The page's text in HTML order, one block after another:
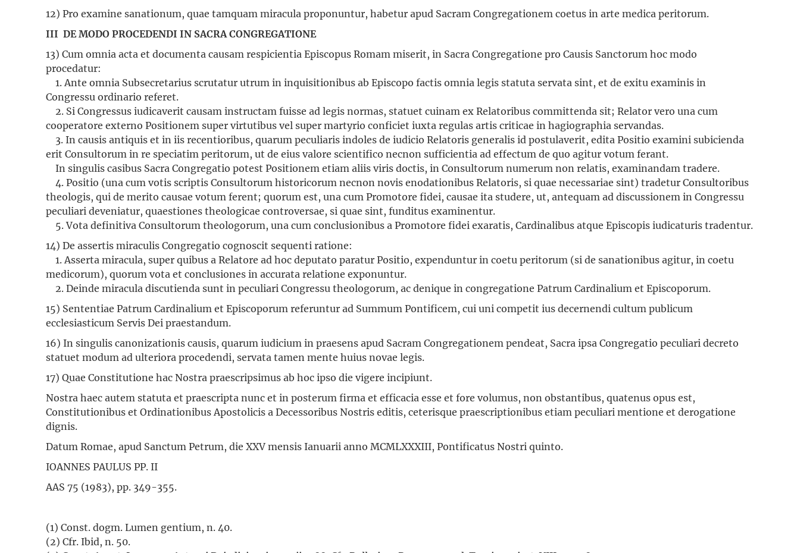
12) Pro examine sanationum, quae tamquam miracula proponuntur, habetur apud Sacram Congregationem coetus in arte medica peritorum.
III DE MODO PROCEDENDI IN SACRA CONGREGATIONE
13) Cum omnia acta et documenta causam respicientia Episcopus Romam miserit, in Sacra Congregatione pro Causis Sanctorum hoc modo
procedatur:
1. Ante omnia Subsecretarius scrutatur utrum in inquisitionibus ab Episcopo factis omnia legis statuta servata sint, et de exitu examinis in
Congressu ordinario referet.
2. Si Congressus iudicaverit causam instructam fuisse ad legis normas, statuet cuinam ex Relatoribus committenda sit; Relator vero una cum
cooperatore externo Positionem super virtutibus vel super martyrio conficiet iuxta regulas artis criticae in hagiographia servandas.
3. In causis antiquis et in iis recentioribus, quarum peculiaris indoles de iudicio Relatoris generalis id postulaverit, edita Positio examini subicienda
erit Consultorum in re speciatim peritorum, ut de eius valore scientifico necnon sufficientia ad effectum de quo agitur votum ferant.
In singulis casibus Sacra Congregatio potest Positionem etiam aliis viris doctis, in Consultorum numerum non relatis, examinandam tradere.
4. Positio (una cum votis scriptis Consultorum historicorum necnon novis enodationibus Relatoris, si quae necessariae sint) tradetur Consultoribus
theologis, qui de merito causae votum ferent; quorum est, una cum Promotore fidei, causae ita studere, ut, antequam ad discussionem in Congressu
peculiari deveniatur, quaestiones theologicae controversae, si quae sint, funditus examinentur.
5. Vota definitiva Consultorum theologorum, una cum conclusionibus a Promotore fidei exaratis, Cardinalibus atque Episcopis iudicaturis tradentur.
14) De assertis miraculis Congregatio cognoscit sequenti ratione:
1. Asserta miracula, super quibus a Relatore ad hoc deputato paratur Positio, expenduntur in coetu peritorum (si de sanationibus agitur, in coetu
medicorum), quorum vota et conclusiones in accurata relatione exponuntur.
2. Deinde miracula discutienda sunt in peculiari Congressu theologorum, ac denique in congregatione Patrum Cardinalium et Episcoporum.
15) Sententiae Patrum Cardinalium et Episcoporum referuntur ad Summum Pontificem, cui uni competit ius decernendi cultum publicum
ecclesiasticum Servis Dei praestandum.
16) In singulis canonizationis causis, quarum iudicium in praesens apud Sacram Congregationem pendeat, Sacra ipsa Congregatio peculiari decreto
statuet modum ad ulteriora procedendi, servata tamen mente huius novae legis.
17) Quae Constitutione hac Nostra praescripsimus ab hoc ipso die vigere incipiunt.
Nostra haec autem statuta et praescripta nunc et in posterum firma et efficacia esse et fore volumus, non obstantibus, quatenus opus est,
Constitutionibus et Ordinationibus Apostolicis a Decessoribus Nostris editis, ceterisque praescriptionibus etiam peculiari mentione et derogatione
dignis.
Datum Romae, apud Sanctum Petrum, die XXV mensis Ianuarii anno MCMLXXXIII, Pontificatus Nostri quinto.
IOANNES PAULUS PP. II
AAS 75 (1983), pp. 349-355.
(1) Const. dogm. Lumen gentium, n. 40.
(2) Cfr. Ibid, n. 50.